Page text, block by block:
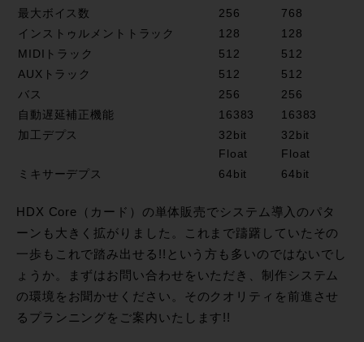
最大ボイス数 256
768
インストゥルメントトラック
128
128
MIDIトラック
512
512
AUXトラック
512
512
バス
256
256
自動遅延補正機能
16383
16383
加工デプス
32bit
Float
32bit
Float
ミキサーデプス
64bit 64bit
HDX Core（カード）の単体販売でシステム導入のパタ
ーンも大きく拡がりました。これまで躊躇していたその
一歩もこれで踏み出せる!!という方も多いのではないでし
ょうか。まずはお問い合わせをいただき、制作システム
の環境をお聞かせください。そのクオリティを前進させ
るプランニングをご案内いたします!!